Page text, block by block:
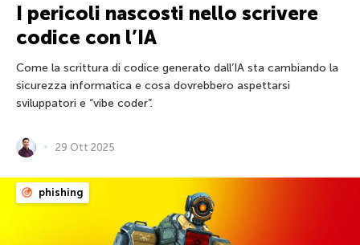
I pericoli nascosti nello scrivere
codice con l’IA
Come la scrittura di codice generato dall’IA sta cambiando la
sicurezza informatica e cosa dovrebbero aspettarsi
sviluppatori e “vibe coder”.
29 Ott 2025
phishing